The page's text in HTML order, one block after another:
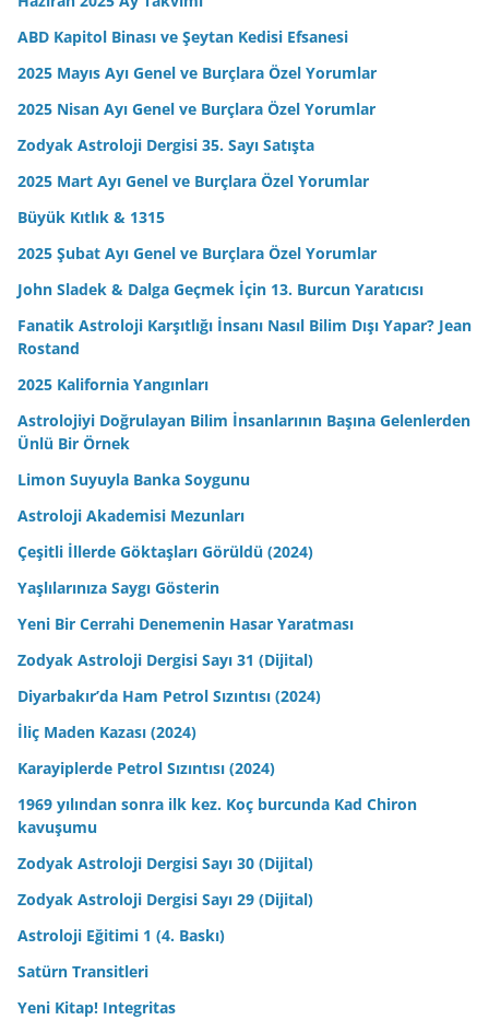
ABD Kapitol Binası ve Şeytan Kedisi Efsanesi
2025 Mayıs Ayı Genel ve Burçlara Özel Yorumlar
2025 Nisan Ayı Genel ve Burçlara Özel Yorumlar
Zodyak Astroloji Dergisi 35. Sayı Satışta
2025 Mart Ayı Genel ve Burçlara Özel Yorumlar
Büyük Kıtlık & 1315
2025 Şubat Ayı Genel ve Burçlara Özel Yorumlar
John Sladek & Dalga Geçmek İçin 13. Burcun Yaratıcısı
Fanatik Astroloji Karşıtlığı İnsanı Nasıl Bilim Dışı Yapar? Jean
Rostand
2025 Kalifornia Yangınları
Astrolojiyi Doğrulayan Bilim İnsanlarının Başına Gelenlerden
Ünlü Bir Örnek
Limon Suyuyla Banka Soygunu
Astroloji Akademisi Mezunları
Çeşitli İllerde Göktaşları Görüldü (2024)
Yaşlılarınıza Saygı Gösterin
Yeni Bir Cerrahi Denemenin Hasar Yaratması
Zodyak Astroloji Dergisi Sayı 31 (Dijital)
Diyarbakır’da Ham Petrol Sızıntısı (2024)
İliç Maden Kazası (2024)
Karayiplerde Petrol Sızıntısı (2024)
1969 yılından sonra ilk kez. Koç burcunda Kad Chiron
kavuşumu
Zodyak Astroloji Dergisi Sayı 30 (Dijital)
Zodyak Astroloji Dergisi Sayı 29 (Dijital)
Astroloji Eğitimi 1 (4. Baskı)
Satürn Transitleri
Yeni Kitap! Integritas